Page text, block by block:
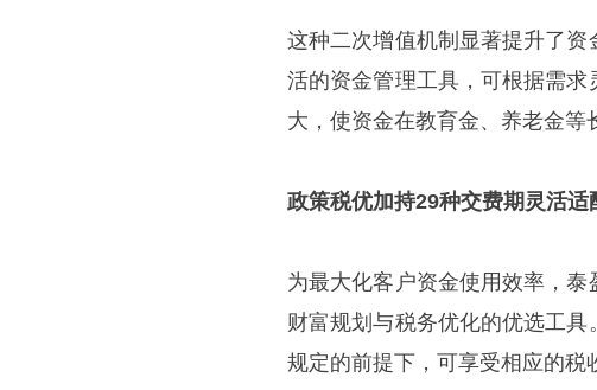
这种二次增值机制显著提升了
活的资金管理工具，可根据需
大，使资金在教育金、养老金等
政策税优加持29种交费期灵活适
为最大化客户资金使用效率，
财富规划与税务优化的优选工
规定的前提下，可享受相应的税